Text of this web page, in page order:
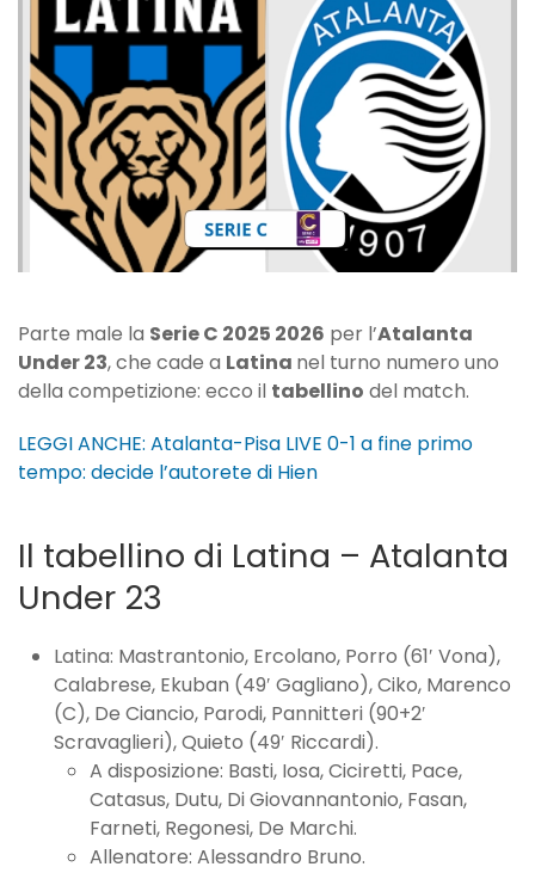
23
0:
il
tabellino
della
sfida
di
Serie
Parte male la Serie C 2025 2026 per l’Atalanta
Under 23, che cade a Latina nel turno numero uno
della competizione: ecco il tabellino del match.
LEGGI ANCHE: Atalanta-Pisa LIVE 0-1 a fine primo
tempo: decide l’autorete di Hien
Il tabellino di Latina – Atalanta
Under 23
Latina: Mastrantonio, Ercolano, Porro (61′ Vona),
Calabrese, Ekuban (49′ Gagliano), Ciko, Marenco
(C), De Ciancio, Parodi, Pannitteri (90+2′
Scravaglieri), Quieto (49′ Riccardi).
A disposizione: Basti, Iosa, Ciciretti, Pace,
Catasus, Dutu, Di Giovannantonio, Fasan,
Farneti, Regonesi, De Marchi.
Allenatore: Alessandro Bruno.